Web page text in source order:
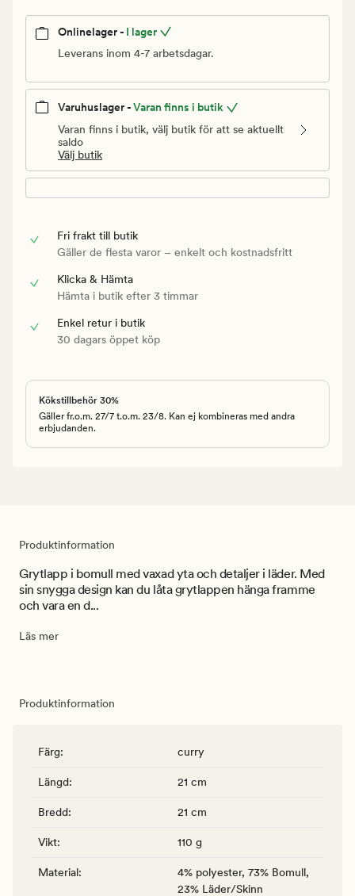
Onlinelager - I lager
Leverans inom 4-7 arbetsdagar.
Varuhuslager -Varan finns i butik
Varan finns i butik, välj butik för att se aktuellt
saldo
Välj butik
Fri frakt till butik
Gäller de flesta varor – enkelt och kostnadsfritt
Klicka & Hämta
Hämta i butik efter 3 timmar
Enkel retur i butik
30 dagars öppet köp
Kökstillbehör 30%
Gäller fr.o.m. 27/7 t.o.m. 23/8. Kan ej kombineras med andra
erbjudanden.
Produktinformation
Grytlapp i bomull med vaxad yta och detaljer i läder. Med
sin snygga design kan du låta grytlappen hänga framme
och vara en d...
Läs mer
Produktinformation
Färg: curry
Längd: 21 cm
Bredd: 21 cm
Vikt: 110 g
Material:
4% polyester, 73% Bomull,
23% Läder/Skinn